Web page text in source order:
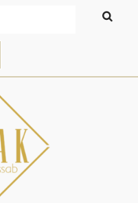
Button